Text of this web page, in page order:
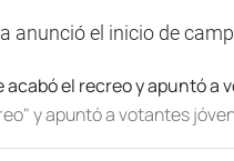
anunció el inicio de
y apuntó a votantes